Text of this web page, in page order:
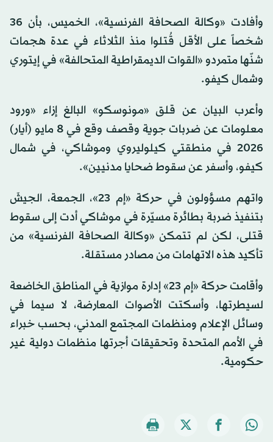
وأفادت «وكالة الصحافة الفرنسية»، الخميس، بأن 36
شخصاً على الأقل قُتلوا منذ الثلاثاء في عدة هجمات
شنّها متمردو «القوات الديمقراطية المتحالفة» في إيتوري
وشمال كيفو.
وأعرب البيان عن قلق «مونوسكو» البالغ إزاء «ورود
معلومات عن ضربات جوية وقصف وقع في 8 مايو (أيار)
2026 في منطقتي كيلوليروي وموشاكي، في شمال
كيفو، وأسفر عن سقوط ضحايا مدنيين».
واتهم مسؤولون في حركة «إم 23»، الجمعة، الجيشَ
بتنفيذ ضربة بطائرة مسيّرة في موشاكي أدت إلى سقوط
قتلى، لكن لم تتمكن «وكالة الصحافة الفرنسية» من
تأكيد هذه الاتهامات من مصادر مستقلة.
وأقامت حركة «إم 23» إدارة موازية في المناطق الخاضعة
لسيطرتها، وأسكتت الأصوات المعارضة، لا سيما في
وسائل الإعلام ومنظمات المجتمع المدني، بحسب خبراء
في الأمم المتحدة وتحقيقات أجرتها منظمات دولية غير
حكومية.